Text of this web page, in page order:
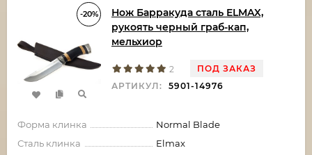
-20%
Нож Барракуда сталь ELMAX,
рукоять черный граб-кап,
мельхиор
2
ПОД ЗАКАЗ
АРТИКУЛ:
5901-14976
Форма клинка
Normal Blade
Сталь клинка
Elmax